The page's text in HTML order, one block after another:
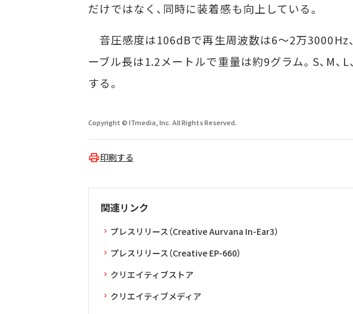
だけではなく、同時に装着感も向上している。
音圧感度は106dBで再生周波数は6～2万3000Hz
ーブル長は1.2メートルで重量は約9グラム。S、M、
する。
Copyright © ITmedia, Inc. All Rights Reserved.
印刷する
関連リンク
プレスリリース（Creative Aurvana In-Ear3）
プレスリリース（Creative EP-660）
クリエイティブストア
クリエイティブメディア